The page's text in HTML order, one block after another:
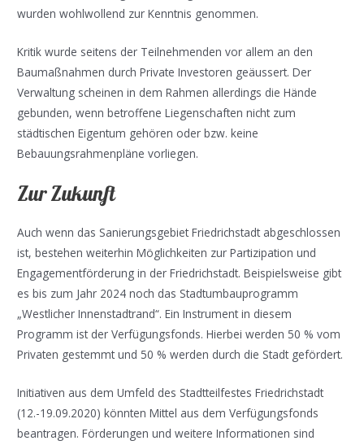
wurden wohlwollend zur Kenntnis genommen.
Kritik wurde seitens der Teilnehmenden vor allem an den
Baumaßnahmen durch Private Investoren geäussert. Der
Verwaltung scheinen in dem Rahmen allerdings die Hände
gebunden, wenn betroffene Liegenschaften nicht zum
städtischen Eigentum gehören oder bzw. keine
Bebauungsrahmenpläne vorliegen.
Zur Zukunft
Auch wenn das Sanierungsgebiet Friedrichstadt abgeschlossen
ist, bestehen weiterhin Möglichkeiten zur Partizipation und
Engagementförderung in der Friedrichstadt. Beispielsweise gibt
es bis zum Jahr 2024 noch das Stadtumbauprogramm
„Westlicher Innenstadtrand“. Ein Instrument in diesem
Programm ist der Verfügungsfonds. Hierbei werden 50 % vom
Privaten gestemmt und 50 % werden durch die Stadt gefördert.
Initiativen aus dem Umfeld des Stadtteilfestes Friedrichstadt
(12.-19.09.2020) könnten Mittel aus dem Verfügungsfonds
beantragen. Förderungen und weitere Informationen sind